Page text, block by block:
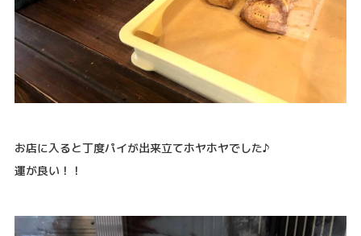
お店に入ると丁度パイが出来立てホヤホヤでした♪
運が良い！！